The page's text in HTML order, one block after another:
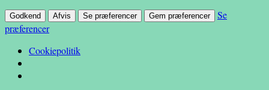
Godkend Afvis Se præferencer Gem præferencer
Se
præferencer
Cookiepolitik